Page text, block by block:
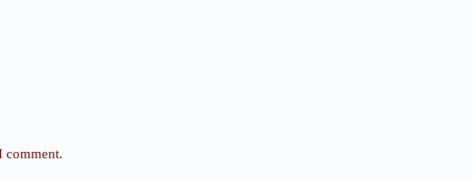
comment.